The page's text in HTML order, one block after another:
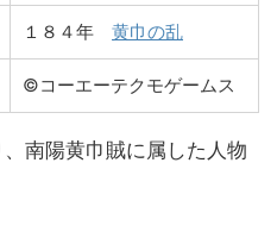
１８４年 黄巾の乱
©コーエーテクモゲームス
南陽黄巾賊に属した人物